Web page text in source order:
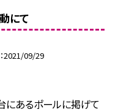
にて
2021/09/29
にあるポールに掲げて